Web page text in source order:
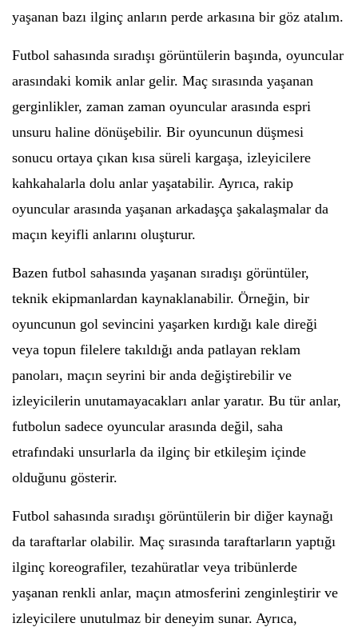
yaşanan bazı ilginç anların perde arkasına bir göz atalım.
Futbol sahasında sıradışı görüntülerin başında, oyuncular
arasındaki komik anlar gelir. Maç sırasında yaşanan
gerginlikler, zaman zaman oyuncular arasında espri
unsuru haline dönüşebilir. Bir oyuncunun düşmesi
sonucu ortaya çıkan kısa süreli kargaşa, izleyicilere
kahkahalarla dolu anlar yaşatabilir. Ayrıca, rakip
oyuncular arasında yaşanan arkadaşça şakalaşmalar da
maçın keyifli anlarını oluşturur.
Bazen futbol sahasında yaşanan sıradışı görüntüler,
teknik ekipmanlardan kaynaklanabilir. Örneğin, bir
oyuncunun gol sevincini yaşarken kırdığı kale direği
veya topun filelere takıldığı anda patlayan reklam
panoları, maçın seyrini bir anda değiştirebilir ve
izleyicilerin unutamayacakları anlar yaratır. Bu tür anlar,
futbolun sadece oyuncular arasında değil, saha
etrafındaki unsurlarla da ilginç bir etkileşim içinde
olduğunu gösterir.
Futbol sahasında sıradışı görüntülerin bir diğer kaynağı
da taraftarlar olabilir. Maç sırasında taraftarların yaptığı
ilginç koreografiler, tezahüratlar veya tribünlerde
yaşanan renkli anlar, maçın atmosferini zenginleştirir ve
izleyicilere unutulmaz bir deneyim sunar. Ayrıca,